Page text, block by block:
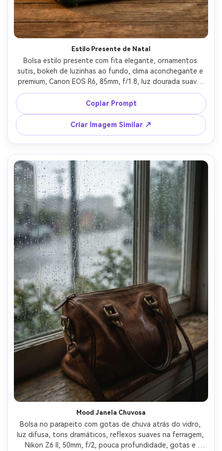
Estilo Presente de Natal
Bolsa estilo presente com fita elegante, ornamentos
sutis, bokeh de luzinhas ao fundo, clima aconchegante e
premium, Canon EOS R6, 85mm, f/1.8, luz dourada suave,
texturas realistas de embalagem, visual de campanha
sazonal comercial --ar 4:5
Copiar Prompt
Criar Imagem Similar ↗
Mood Janela Chuvosa
Bolsa no parapeito com gotas de chuva atrás do vidro,
luz difusa, tons dramáticos, reflexos suaves na ferragem,
Nikon Z6 II, 50mm, f/2, pouca profundidade, gotas e